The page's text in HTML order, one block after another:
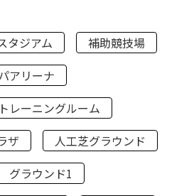
タジアム
補助競技場
アリーナ
トレーニングルーム
ザ
人工芝グラウンド
グラウンド1